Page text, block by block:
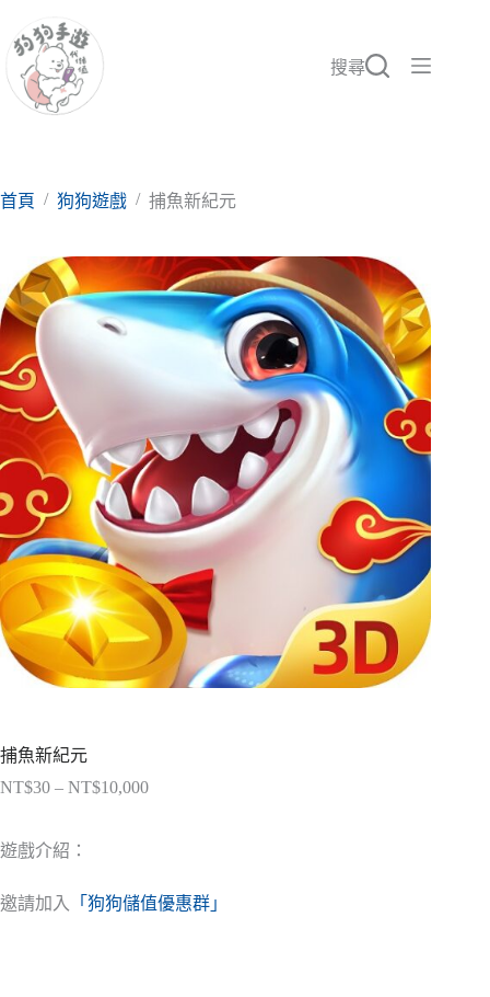
至
要
搜尋
首頁 / 狗狗遊戲 / 捕魚新紀元
捕魚新紀元
NT$30 – NT$10,000價
NT$30
到
遊戲介紹：
邀請加入 「狗狗儲值優惠群」